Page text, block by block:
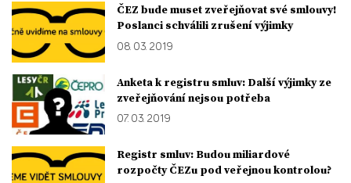
ČEZ bude muset zveřejňovat své smlouvy!
Poslanci schválili zrušení výjimky
08. 03. 2019
Anketa k registru smluv: Další výjimky ze
zveřejňování nejsou potřeba
07. 03. 2019
Registr smluv: Budou miliardové
rozpočty ČEZu pod veřejnou kontrolou?